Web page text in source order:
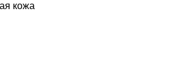
кожа